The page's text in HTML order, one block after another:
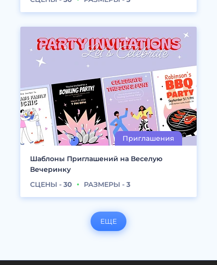
Шаблоны Приглашений на Веселую
Вечеринку
СЦЕНЫ - 30 РАЗМЕРЫ - 3
ЕЩЕ